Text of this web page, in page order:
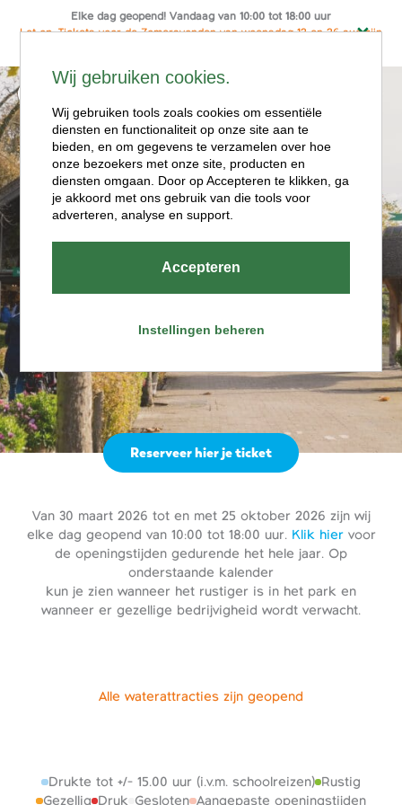
Elke dag geopend! Vandaag van 10:00 tot 18:00 uur
Let op: Tickets voor de Zomeravonden van woensdag 12 en 26 aug zijn
Ga
naar
de
inhoud
Openingstijde
n
Van 30 maart 2026 tot en met 25 oktober 2026 zijn wij
elke dag geopend van 10:00 tot 18:00 uur. Klik hiervoor
de openingstijden gedurende het hele jaar. Op
onderstaande kalender
kun je zien wanneer het rustiger is in het park en
wanneer er gezellige bedrijvigheid wordt verwacht.
Reserveer hier je ticket
Alle waterattracties zijn geopend
Aangepaste openingstijden
Druk
Drukte tot +/- 15.00 uur (i.v.m. schoolreizen)
Gesloten
Gezellig
Rustig
Wij gebruiken cookies.
Wij gebruiken tools zoals cookies om essentiële
diensten en functionaliteit op onze site aan te
bieden, en om gegevens te verzamelen over hoe
onze bezoekers met onze site, producten en
diensten omgaan. Door op Accepteren te klikken, ga
je akkoord met ons gebruik van die tools voor
adverteren, analyse en support.
Accepteren
Instellingen beheren